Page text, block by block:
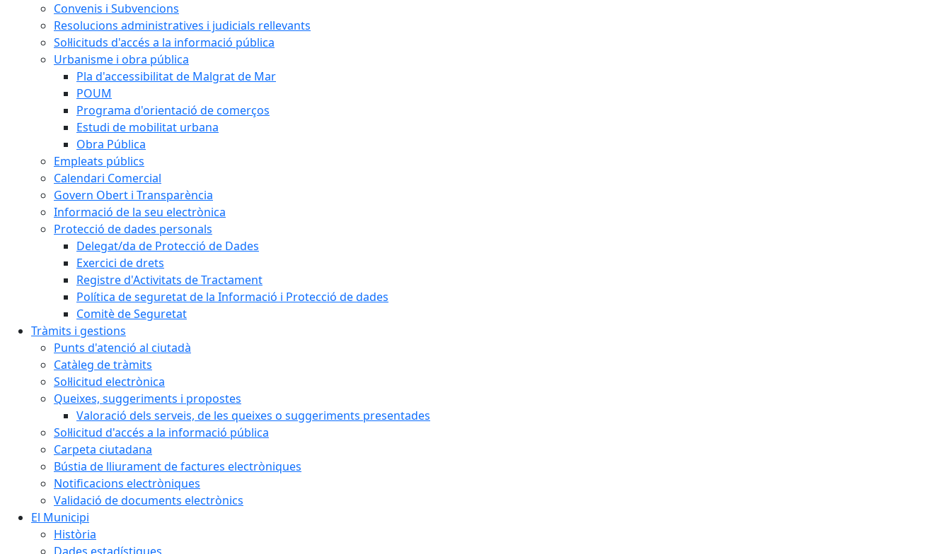
Convenis i Subvencions
Resolucions administratives i judicials rellevants
Sol·licituds d'accés a la informació pública
Urbanisme i obra pública
Pla d'accessibilitat de Malgrat de Mar
POUM
Programa d'orientació de comerços
Estudi de mobilitat urbana
Obra Pública
Empleats públics
Calendari Comercial
Govern Obert i Transparència
Informació de la seu electrònica
Protecció de dades personals
Delegat/da de Protecció de Dades
Exercici de drets
Registre d'Activitats de Tractament
Política de seguretat de la Informació i Protecció de dades
Comitè de Seguretat
Tràmits i gestions
Punts d'atenció al ciutadà
Catàleg de tràmits
Sol·licitud electrònica
Queixes, suggeriments i propostes
Valoració dels serveis, de les queixes o suggeriments presentades
Sol·licitud d'accés a la informació pública
Carpeta ciutadana
Bústia de lliurament de factures electròniques
Notificacions electròniques
Validació de documents electrònics
El Municipi
Història